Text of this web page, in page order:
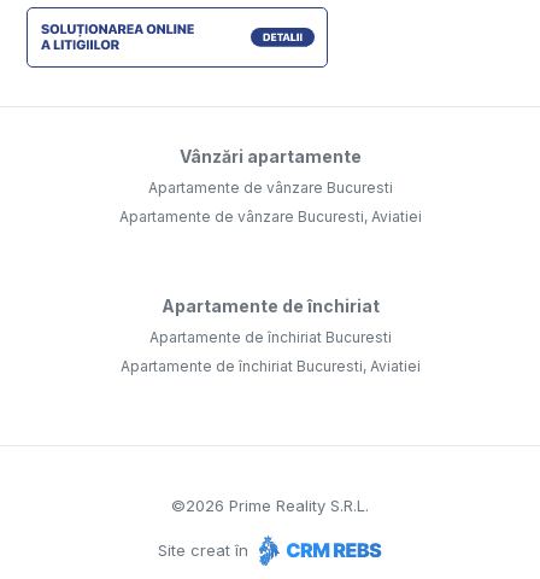
Vânzări apartamente
Apartamente de vânzare Bucuresti
Apartamente de vânzare Bucuresti, Aviatiei
Apartamente de închiriat
Apartamente de închiriat Bucuresti
Apartamente de închiriat Bucuresti, Aviatiei
©2026 Prime Reality S.R.L.
Site creat în